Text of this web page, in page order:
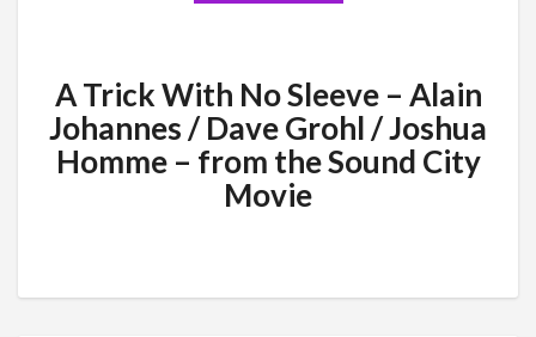
CITY
A Trick With No Sleeve – Alain
Johannes / Dave Grohl / Joshua
Homme – from the Sound City
Movie